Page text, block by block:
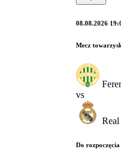
08.08.2026
Mecz
vs
Do rozpoczęcia